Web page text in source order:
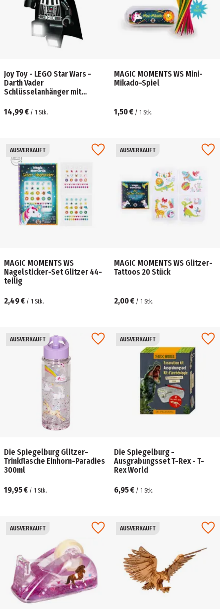
Joy Toy - LEGO Star Wars -
Darth Vader
Schlüsselanhänger mit
14,99 € / 1 Stk.
MAGIC MOMENTS WS Mini-
Mikado-Spiel
1,50 € / 1 Stk.
AUSVERKAUFT
MAGIC MOMENTS WS
Nagelsticker-Set Glitzer 44-
teilig
2,49 € / 1 Stk.
AUSVERKAUFT
MAGIC MOMENTS WS Glitzer-
Tattoos 20 Stück
2,00 € / 1 Stk.
AUSVERKAUFT
Die Spiegelburg Glitzer-
Trinkflasche Einhorn-Paradies
300ml
19,95 € / 1 Stk.
AUSVERKAUFT
Die Spiegelburg -
Ausgrabungsset T-Rex - T-
Rex World
6,95 € / 1 Stk.
AUSVERKAUFT AUSVERKAUFT